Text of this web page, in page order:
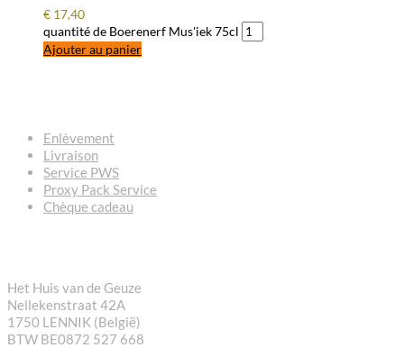
€ 17,40
quantité de Boerenerf Mus'iek 75cl
Ajouter au panier
Enlèvement
Livraison
Service PWS
Proxy Pack Service
Chèque cadeau
Het Huis van de Geuze
Nellekenstraat 42A
1750 LENNIK (België)
BTW BE0872 527 668